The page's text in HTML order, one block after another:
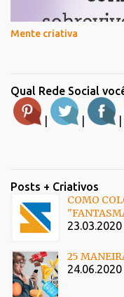
Mente criativa
Qual Rede Social
| | |
Posts + Criativos
COMO
25